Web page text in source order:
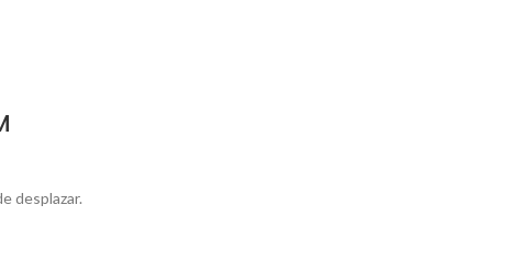
desplazar.